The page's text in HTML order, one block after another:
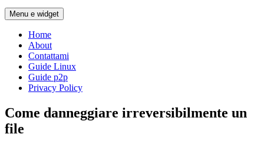
Menu e widget
Home
About
Contattami
Guide Linux
Guide p2p
Privacy Policy
Come danneggiare irreversibilmente un
file